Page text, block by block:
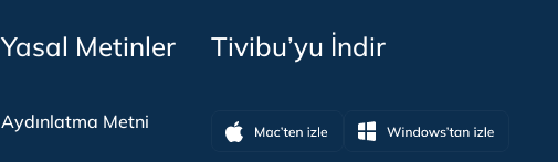
Yasal Metinler
Aydınlatma Metni
Tivibu’yu İndir